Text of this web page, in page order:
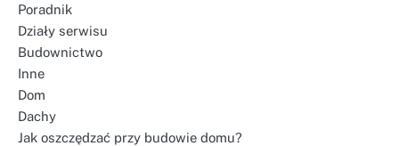
Poradnik
Działy serwisu
Budownictwo
Inne
Dom
Dachy
Jak oszczędzać przy budowie domu?